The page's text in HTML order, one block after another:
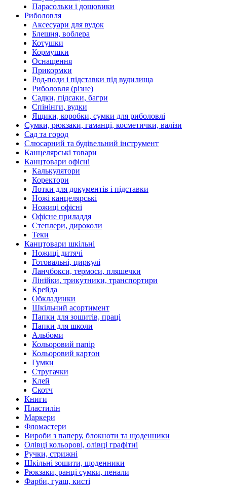
Парасольки і дощовики
Риболовля
Аксесуари для вудок
Блешня, воблера
Котушки
Кормушки
Оснащення
Прикормки
Род-поди і підставки під вудилища
Риболовля (різне)
Садки, підсаки, багри
Спінінги, вудки
Ящики, коробки, сумки для риболовлі
Сумки, рюкзаки, гаманці, косметички, валізи
Сад та город
Слюсарний та будівельний інструмент
Канцелярські товари
Канцтовари офісні
Калькулятори
Коректори
Лотки для документів і підставки
Ножі канцелярські
Ножиці офісні
Офісне приладдя
Степлери, дироколи
Теки
Канцтовари шкільні
Ножиці дитячі
Готовальні, циркулі
Ланчбокси, термоси, пляшечки
Лінійки, трикутники, транспортири
Крейда
Обкладинки
Шкільний асортимент
Папки для зошитів, праці
Папки для школи
Альбоми
Кольоровий папір
Кольоровий картон
Гумки
Стругачки
Клей
Скотч
Книги
Пластилін
Маркери
Фломастери
Вироби з паперу, блокноти та щоденники
Олівці кольорові, олівці графітні
Ручки, стрижні
Шкільні зошити, щоденники
Рюкзаки, ранці сумки, пенали
Фарби, гуаш, кисті